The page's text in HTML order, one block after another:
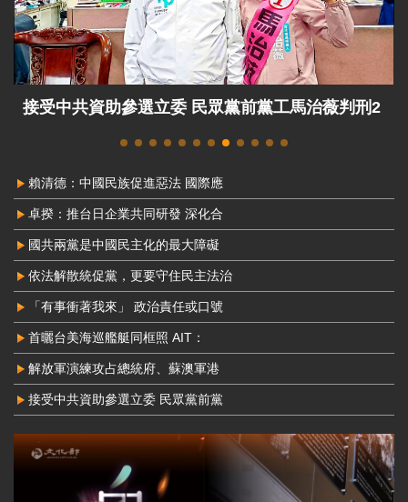
接受中共資助參選立委 民眾黨前黨工馬治薇判刑2
賴清德：中國民族促進惡法 國際應
卓揆：推台日企業共同研發 深化合
國共兩黨是中國民主化的最大障礙
依法解散統促黨，更要守住民主法治
「有事衝著我來」 政治責任或口號
首曬台美海巡艦艇同框照 AIT：
解放軍演練攻占總統府、蘇澳軍港
接受中共資助參選立委 民眾黨前黨